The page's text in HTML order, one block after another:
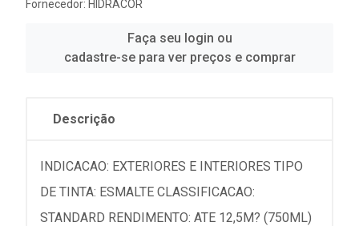
Fornecedor: HIDRACOR
Faça seu login ou
cadastre-se para ver preços e comprar
Descrição
INDICACAO: EXTERIORES E INTERIORES TIPO
DE TINTA: ESMALTE CLASSIFICACAO:
STANDARD RENDIMENTO: ATE 12,5M? (750ML)